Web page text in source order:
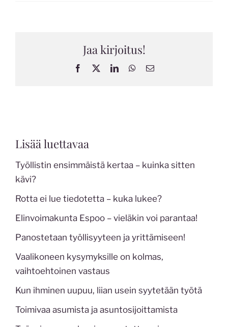
Jaa kirjoitus!
Facebook LinkedInWhatsAppSähköposti
Lisää luettavaa
Työllistin ensimmäistä kertaa – kuinka sitten
kävi?
Rotta ei lue tiedotetta – kuka lukee?
Elinvoimakunta Espoo – vieläkin voi parantaa!
Panostetaan työllisyyteen ja yrittämiseen!
Vaalikoneen kysymyksille on kolmas,
vaihtoehtoinen vastaus
Kun ihminen uupuu, liian usein syytetään työtä
Toimivaa asumista ja asuntosijoittamista